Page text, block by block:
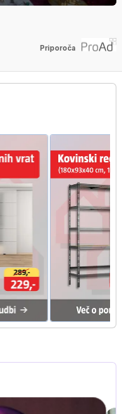
Priporoča